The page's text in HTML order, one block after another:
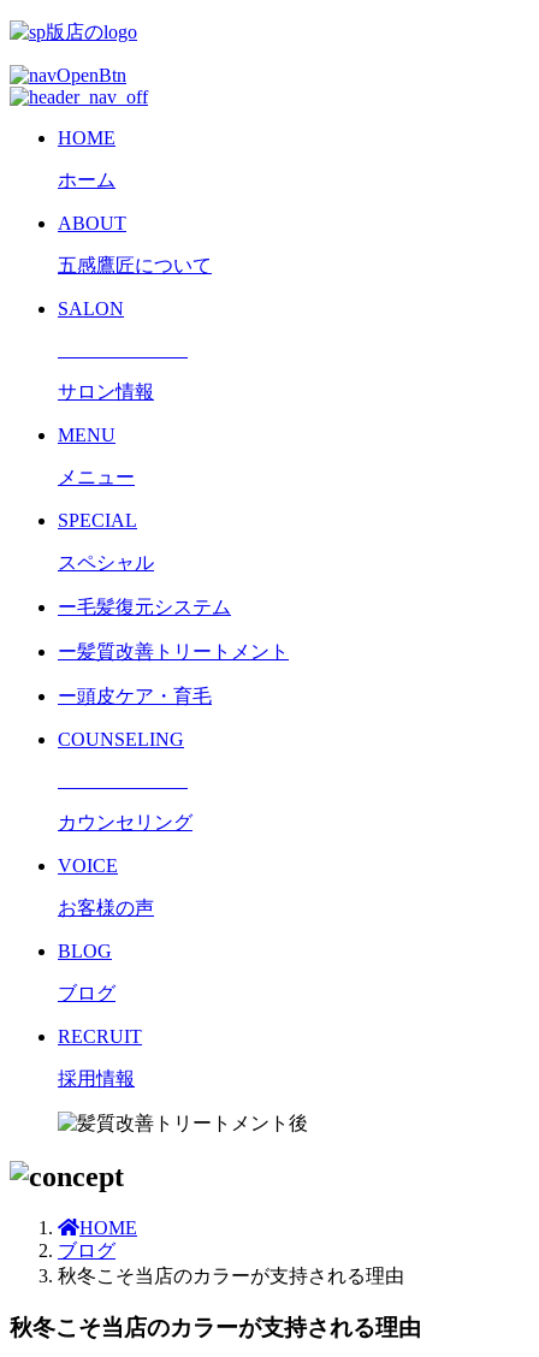
HOME
ホーム
ABOUT
五感鷹匠について
SALON
サロン情報
MENU
メニュー
SPECIAL
スペシャル
ー毛髪復元システム
ー髪質改善トリートメント
ー頭皮ケア・育毛
COUNSELING
カウンセリング
VOICE
お客様の声
BLOG
ブログ
RECRUIT
採用情報
HOME
ブログ
秋冬こそ当店のカラーが支持される理由
秋冬こそ当店のカラーが支持される理由